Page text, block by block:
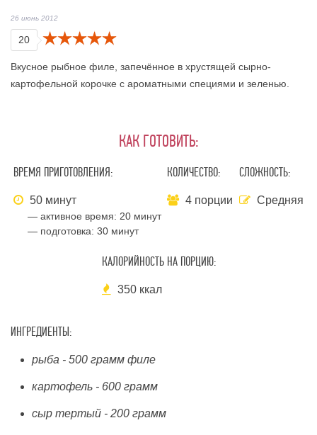
26 июнь 2012
20
Вкусное рыбное филе, запечённое в хрустящей сырно-
картофельной корочке с ароматными специями и зеленью.
КАК ГОТОВИТЬ:
ВРЕМЯ ПРИГОТОВЛЕНИЯ:
50 минут
— активное время: 20 минут
— подготовка:30 минут
КОЛИЧЕСТВО:
4 порции
СЛОЖНОСТЬ:
Средняя
КАЛОРИЙНОСТЬ НА ПОРЦИЮ:
350 ккал
ИНГРЕДИЕНТЫ:
рыба - 500 грамм филе
картофель - 600 грамм
сыр тертый - 200 грамм